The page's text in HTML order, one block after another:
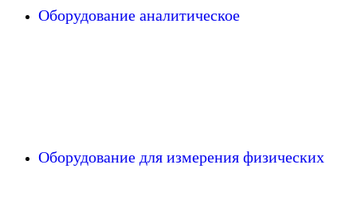
Оборудование аналитическое
Оборудование для измерения физических